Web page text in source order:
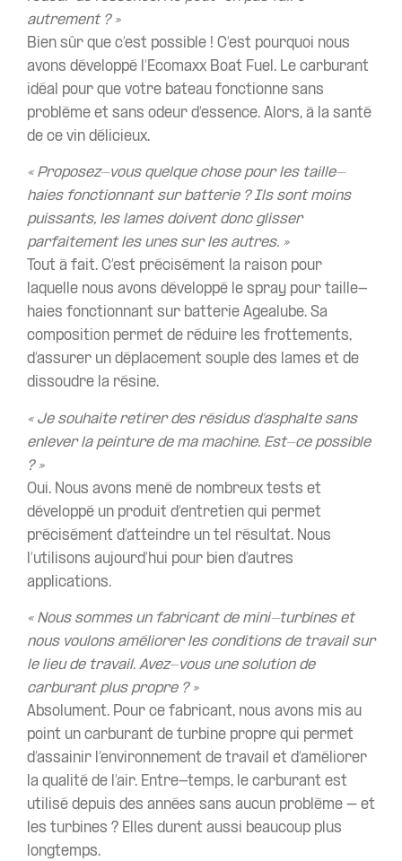
autrement ? »
Bien sûr que c’est possible ! C’est pourquoi nous
avons développé l’Ecomaxx Boat Fuel. Le carburant
idéal pour que votre bateau fonctionne sans
problème et sans odeur d’essence. Alors, à la santé
de ce vin délicieux.
« Proposez-vous quelque chose pour les taille-
haies fonctionnant sur batterie ? Ils sont moins
puissants, les lames doivent donc glisser
parfaitement les unes sur les autres. »
Tout à fait. C’est précisément la raison pour
laquelle nous avons développé le spray pour taille-
haies fonctionnant sur batterie Agealube. Sa
composition permet de réduire les frottements,
d’assurer un déplacement souple des lames et de
dissoudre la résine.
« Je souhaite retirer des résidus d’asphalte sans
enlever la peinture de ma machine. Est-ce possible
? »
Oui. Nous avons mené de nombreux tests et
développé un produit d’entretien qui permet
précisément d’atteindre un tel résultat. Nous
l’utilisons aujourd’hui pour bien d’autres
applications.
« Nous sommes un fabricant de mini-turbines et
nous voulons améliorer les conditions de travail sur
le lieu de travail. Avez-vous une solution de
carburant plus propre ? »
Absolument. Pour ce fabricant, nous avons mis au
point un carburant de turbine propre qui permet
d’assainir l’environnement de travail et d’améliorer
la qualité de l’air. Entre-temps, le carburant est
utilisé depuis des années sans aucun problème – et
les turbines ? Elles durent aussi beaucoup plus
longtemps.